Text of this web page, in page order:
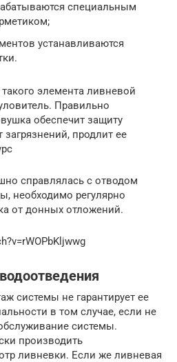
специальным
устанавливаются
элемента ливневой
Правильно
обеспечит защиту
продлит ее
справлялась с отводом
необходимо регулярно
от донных отложений.
системы не гарантирует ее
в том случае, если не
системы.
производить
ливневки. Если же ливневая